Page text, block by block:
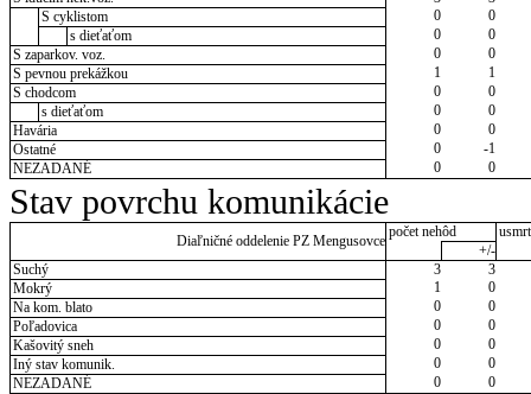
S cyklistom
0
0
s dieťaťom
0
0
S zaparkov. voz.
0
0
S pevnou prekážkou
1
1
S chodcom
0
0
s dieťaťom
0
0
Havária
0
0
Ostatné
0
-1
NEZADANÉ
0 0
Stav povrchu komunikácie
Diaľničné oddelenie PZ Mengusovce
počet nehôd
+/-
Suchý
3
3
Mokrý
1
0
Na kom. blato
0
0
Poľadovica
0
0
Kašovitý sneh
0
0
Iný stav komunik.
0
0
NEZADANÉ
0 0